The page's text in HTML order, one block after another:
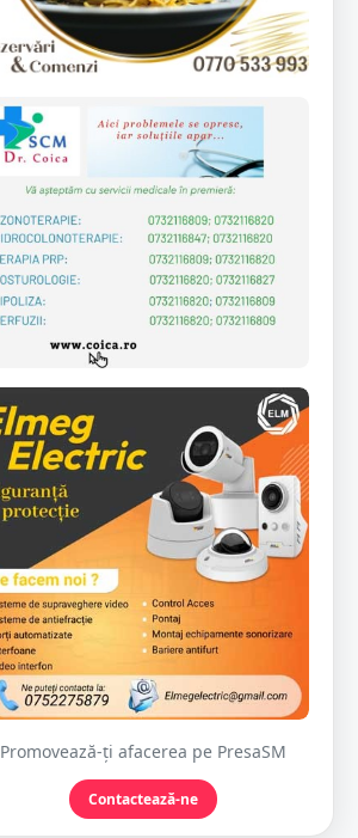
Promovează-ți afacerea pe PresaSM
Contactează-ne